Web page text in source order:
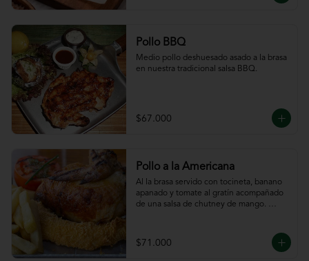
Pollo BBQ
Medio pollo deshuesado asado a la brasa
en nuestra tradicional salsa BBQ.
$67.000
Pollo a la Americana
Al la brasa servido con tocineta, banano
apanado y tomate al gratín acompañado
de una salsa de chutney de mango.
$71.000